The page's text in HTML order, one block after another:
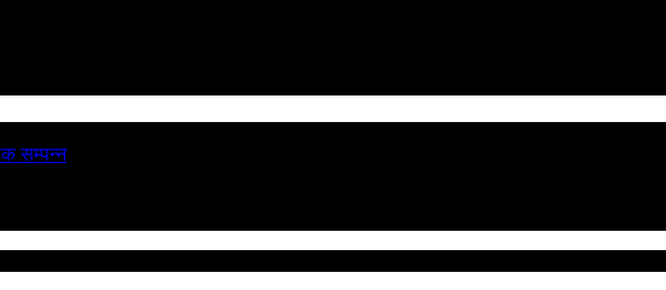
सम्पन्न